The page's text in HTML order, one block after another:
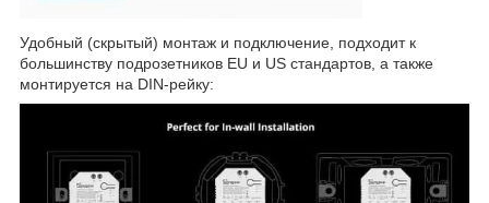
Удобный (скрытый) монтаж и подключение, подходит к
большинству подрозетников EU и US стандартов, а также
монтируется на DIN-рейку: